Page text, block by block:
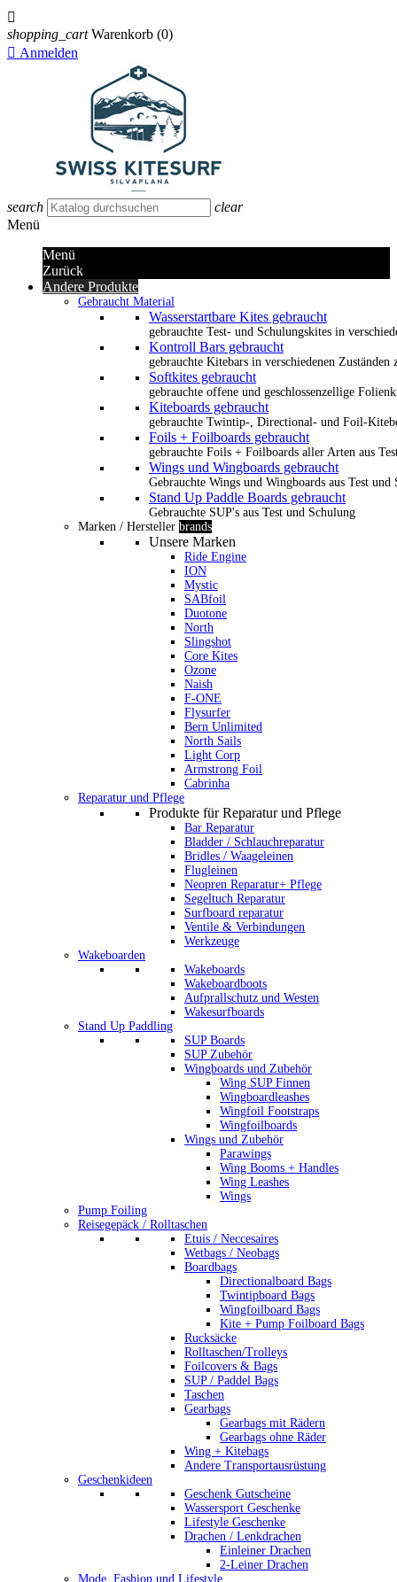

shopping_cart Warenkorb (0)
 Anmelden
search
clear
Menü
Menü
Zurück
Andere Produkte
Gebraucht Material
Wasserstartbare Kites gebraucht
gebrauchte Test- und Schulungskites in
Kontroll Bars gebraucht
gebrauchte Kitebars in verschiedenen Zuständen
Softkites gebraucht
gebrauchte offene und geschlossenzellige
Kiteboards gebraucht
gebrauchte Twintip-, Directional- und Foil-
Foils + Foilboards gebraucht
gebrauchte Foils + Foilboards aller Arten aus
Wings und Wingboards gebraucht
Gebrauchte Wings und Wingboards aus Test und
Stand Up Paddle Boards gebraucht
Gebrauchte SUP's aus Test und Schulung
Marken / Hersteller brands
Unsere Marken
Ride Engine
ION
Mystic
SABfoil
Duotone
North
Slingshot
Core Kites
Ozone
Naish
F-ONE
Flysurfer
Bern Unlimited
North Sails
Light Corp
Armstrong Foil
Cabrinha
Reparatur und Pflege
Produkte für Reparatur und Pflege
Bar Reparatur
Bladder / Schlauchreparatur
Bridles / Waageleinen
Flugleinen
Neopren Reparatur+ Pflege
Segeltuch Reparatur
Surfboard reparatur
Ventile & Verbindungen
Werkzeuge
Wakeboarden
Wakeboards
Wakeboardboots
Aufprallschutz und Westen
Wakesurfboards
Stand Up Paddling
SUP Boards
SUP Zubehör
Wingboards und Zubehör
Wing SUP Finnen
Wingboardleashes
Wingfoil Footstraps
Wingfoilboards
Wings und Zubehör
Parawings
Wing Booms + Handles
Wing Leashes
Wings
Pump Foiling
Reisegepäck / Rolltaschen
Etuis / Neccesaires
Wetbags / Neobags
Boardbags
Directionalboard Bags
Twintipboard Bags
Wingfoilboard Bags
Kite + Pump Foilboard Bags
Rucksäcke
Rolltaschen/Trolleys
Foilcovers & Bags
SUP / Paddel Bags
Taschen
Gearbags
Gearbags mit Rädern
Gearbags ohne Räder
Wing + Kitebags
Andere Transportausrüstung
Geschenkideen
Geschenk Gutscheine
Wassersport Geschenke
Lifestyle Geschenke
Drachen / Lenkdrachen
Einleiner Drachen
2-Leiner Drachen
Mode, Fashion und Lifestyle